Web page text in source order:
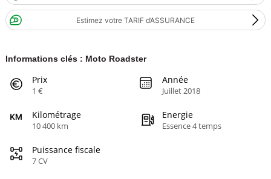
Estimez votre TARIF d’ASSURANCE
Informations clés : Moto Roadster
Prix
1 €
Année
Juillet 2018
Kilométrage
10 400 km
Energie
Essence 4 temps
Puissance fiscale
7 CV